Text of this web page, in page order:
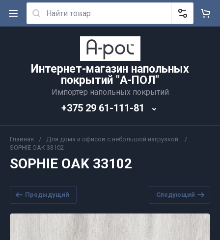
Интернет-магазин напольных
покрытий "А-ПОЛ"
Импортер напольных покрытий
+375 29 61-111-81
Главная / Для дома и офисов с небольшой нагрузкой.
/
SOPHIE OAK 33102
SOPHIE OAK 33102
Предыдущий Следующий